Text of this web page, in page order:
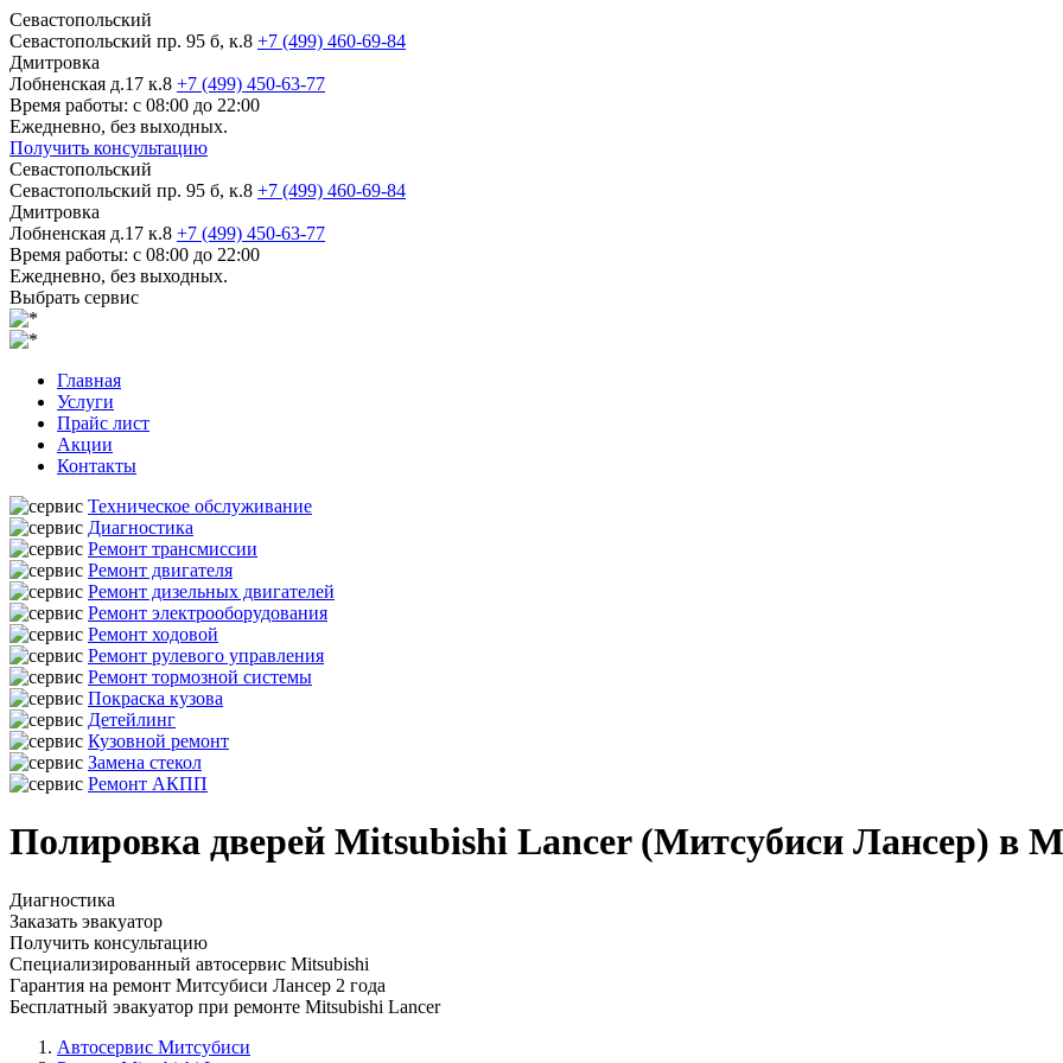
Севастопольский
Севастопольский пр. 95 б, к.8 +7 (499) 460-69-84
Дмитровка
Лобненская д.17 к.8 +7 (499) 450-63-77
Время работы: с 08:00 до 22:00
Ежедневно, без выходных.
Получить консультацию
Севастопольский
Севастопольский пр. 95 б, к.8 +7 (499) 460-69-84
Дмитровка
Лобненская д.17 к.8 +7 (499) 450-63-77
Время работы: с 08:00 до 22:00
Ежедневно, без выходных.
Выбрать сервис
Главная
Услуги
Прайс лист
Акции
Контакты
Техническое обслуживание
Диагностика
Ремонт трансмиссии
Ремонт двигателя
Ремонт дизельных двигателей
Ремонт электрооборудования
Ремонт ходовой
Ремонт рулевого управления
Ремонт тормозной системы
Покраска кузова
Детейлинг
Кузовной ремонт
Замена стекол
Ремонт АКПП
Полировка дверей Mitsubishi Lancer (Митсубиси Лансер) в
Диагностика
Заказать эвакуатор
Получить консультацию
Специализированный автосервис Mitsubishi
Гарантия на ремонт Митсубиси Лансер 2 года
Бесплатный эвакуатор при ремонте Mitsubishi Lancer
Автосервис Митсубиси